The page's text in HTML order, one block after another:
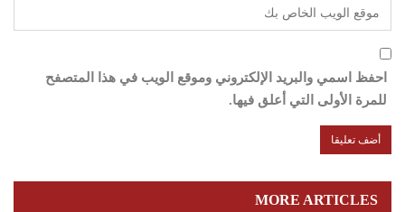
احفظ اسمي والبريد الإلكتروني وموقع الويب في هذا المتصفح
للمرة الأولى التي أعلق فيها.
MORE ARTICLES